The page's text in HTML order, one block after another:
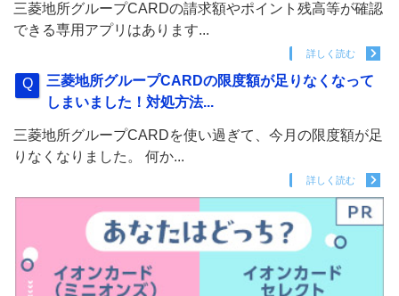
三菱地所グループCARDの請求額やポイント残高等が確認
できる専用アプリはあります...
詳しく読む
三菱地所グループCARDの限度額が足りなくなって
しまいました！対処方法...
三菱地所グループCARDを使い過ぎて、今月の限度額が足
りなくなりました。 何か...
詳しく読む